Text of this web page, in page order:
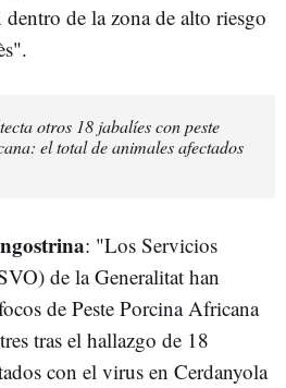
dentro de la zona de alto riesgo
otros 18 jabalíes con peste
el total de animales afectados
: "Los Servicios
de la Generalitat han
de Peste Porcina Africana
tras el hallazgo de 18
con el virus en Cerdanyola